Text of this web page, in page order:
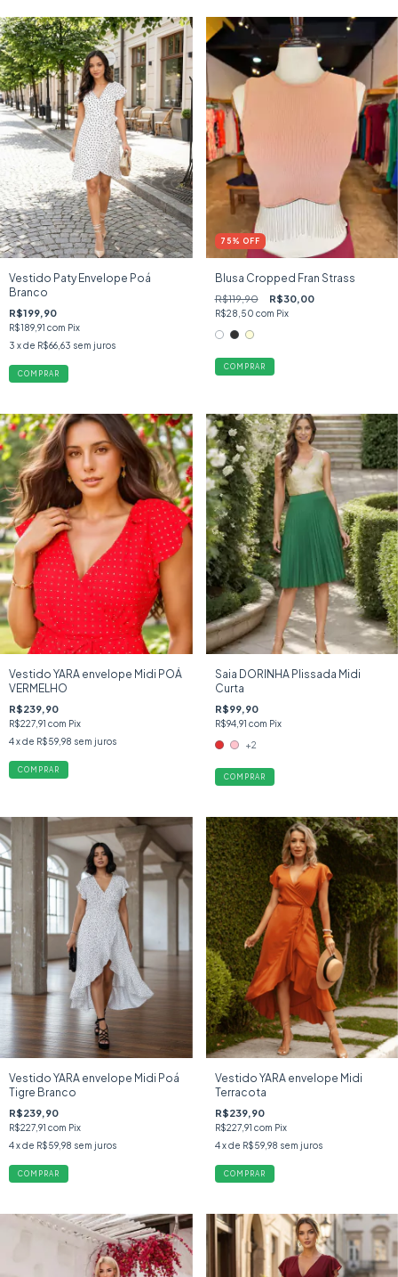
Vestido Paty Envelope Poá
Branco
R$199,90
R$189,91 com Pix
3 x de R$66,63 sem juros
COMPRAR
75 % OFF
Blusa Cropped Fran Strass
R$119,90 R$30,00
R$28,50 com Pix
COMPRAR
Vestido YARA envelope Midi POÁ
VERMELHO
R$239,90
R$227,91 com Pix
4x de R$59,98 sem juros
COMPRAR
Saia DORINHA Plissada Midi
Curta
R$99,90
R$94,91 com Pix
+2
COMPRAR
Vestido YARA envelope Midi Poá
Tigre Branco
R$239,90
R$227,91 com Pix
4x de R$59,98 sem juros
COMPRAR
Vestido YARA envelope Midi
Terracota
R$239,90
R$227,91 com Pix
4 x de R$59,98 sem juros
COMPRAR